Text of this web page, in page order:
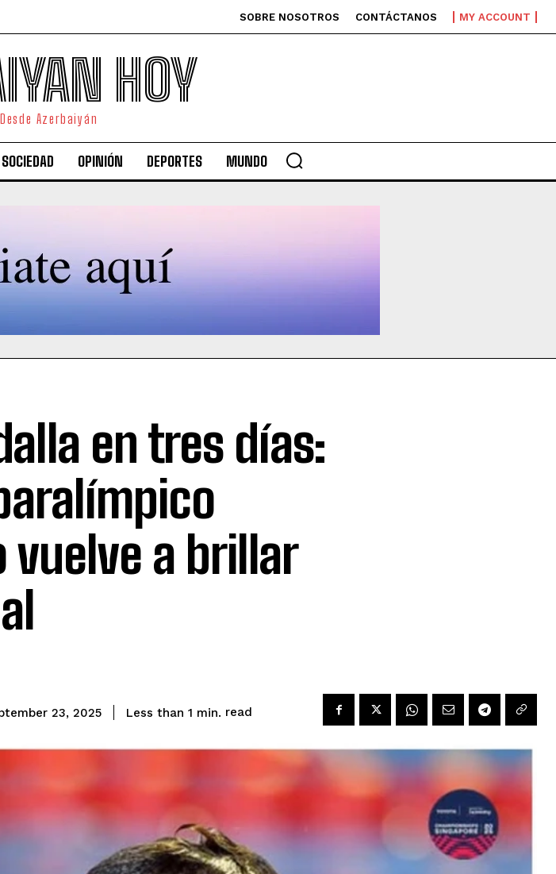
SOBRE NOSOTROS CONTÁCTANOS MY ACCOUNT
HOY
Azerbaiyán
SOCIEDAD OPINIÓN DEPORTES MUNDO
en tres días:
vuelve a brillar
23, 2025 Less than 1 min. read